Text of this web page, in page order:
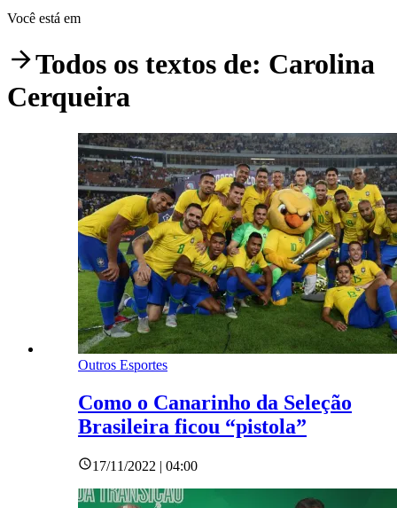
Você está em
Todos os textos de: Carolina
Cerqueira
Outros Esportes
Como o Canarinho da Seleção
Brasileira ficou “pistola”
17/11/2022 | 04:00